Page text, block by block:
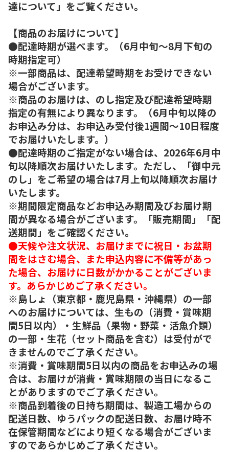
達について」をご覧ください。
【商品のお届けについて】
●配達時期が選べます。（6月中旬～8月下旬の
時期指定可）
※一部商品は、配達希望時期をお受けできない
場合がございます。
※商品のお届けは、のし指定及び配達希望時期
指定の有無により異なります。（6月中旬以降の
お申込み分は、お申込み受付後1週間～10日程度
でお届けいたします。）
●配達時期のご指定がない場合は、2026年6月中
旬以降順次お届けいたします。ただし、「御中元
のし」をご希望の場合は7月上旬以降順次お届け
いたします。
※期間限定商品などお申込み期間及びお届け期
間が異なる場合がございます。「販売期間」「配
送期間」をご確認ください。
●天候や注文状況、お届けまでに祝日・お盆期
間をはさむ場合、また申込内容に不備等があっ
た場合、お届けに日数がかかることがございま
す。あらかじめご了承ください。
※島しょ（東京都・鹿児島県・沖縄県）の一部
へのお届けについては、生もの（消費・賞味期
間5日以内）・生鮮品（果物・野菜・活魚介類）
の一部・生花（セット商品を含む）は受付がで
きませんのでご了承ください。
※消費・賞味期間5日以内の商品をお申込みの場
合は、お届けが消費・賞味期限の当日になるこ
とがありますのでご了承ください。
※商品到着後の日持ち期間は、製造工場からの
配送日数、ゆうパックの配送日数、お届け時不
在保管期間などにより短くなる場合がございま
すのであらかじめご了承ください。